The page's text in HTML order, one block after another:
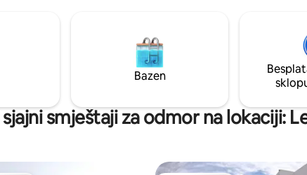
svojom djecom ili porodicom.
Minimalno 2 noćenja.
16 osoba. NAPOMENA: Dodatni
osobi: 10 USD
Bazen
smještaji za odmor na lokaciji: